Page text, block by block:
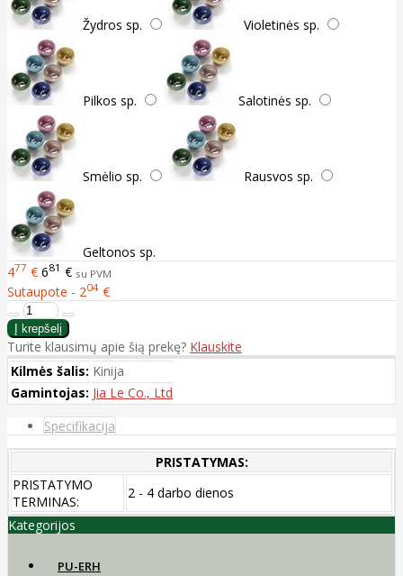
Žydros sp. Violetinės sp.
Pilkos sp. Salotinės sp.
Smėlio sp. Rausvos sp.
Geltonos sp.
477 € 681 € su PVM
Sutaupote - 204 €
Turite klausimų apie šią prekę? Klauskite
Kilmės šalis: Kinija
Gamintojas: Jia Le Co., Ltd
Specifikacija
PRISTATYMAS:
PRISTATYMO
TERMINAS:
2 - 4 darbo dienos
Kategorijos
PU-ERH